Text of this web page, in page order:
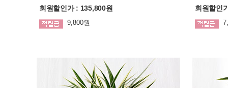
회원할인가 : 135,800원
9,800원
회원할인